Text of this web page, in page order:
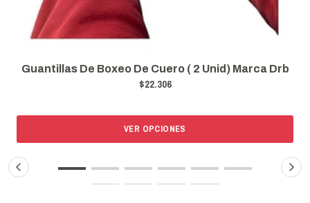
Guantillas De Boxeo De Cuero ( 2 Unid) Marca Drb
$22.306
VER OPCIONES